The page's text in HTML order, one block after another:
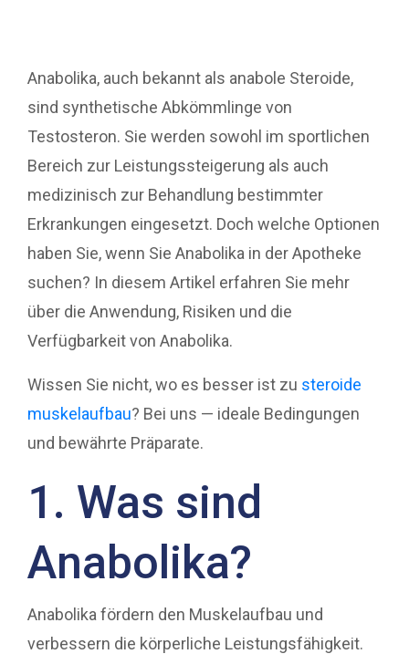
Anabolika, auch bekannt als anabole Steroide,
sind synthetische Abkömmlinge von
Testosteron. Sie werden sowohl im sportlichen
Bereich zur Leistungssteigerung als auch
medizinisch zur Behandlung bestimmter
Erkrankungen eingesetzt. Doch welche Optionen
haben Sie, wenn Sie Anabolika in der Apotheke
suchen? In diesem Artikel erfahren Sie mehr
über die Anwendung, Risiken und die
Verfügbarkeit von Anabolika.
Wissen Sie nicht, wo es besser ist zu steroide
muskelaufbau? Bei uns — ideale Bedingungen
und bewährte Präparate.
1. Was sind
Anabolika?
Anabolika fördern den Muskelaufbau und
verbessern die körperliche Leistungsfähigkeit.